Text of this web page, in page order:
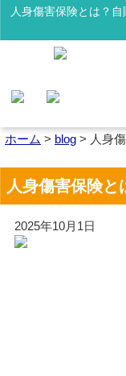
人身傷害保険とは？
ホーム > blog > 人身
人身傷害保険と
2025年10月1日